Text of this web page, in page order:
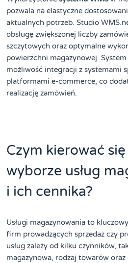
pozwala na elastyczne
aktualnych potrzeb. Studio
obsługę zwiększonej liczby
szczytowych oraz optymalne
powierzchni magazynowej.
możliwość integracji z systemami
platformami e-commerce, co
realizację zamówień.
Czym kierować
wyborze usług
i ich cennika?
Usługi magazynowania to
firm prowadzących sprzedaż czy
usług zależy od kilku czynników,
magazynowa, rodzaj towarów oraz